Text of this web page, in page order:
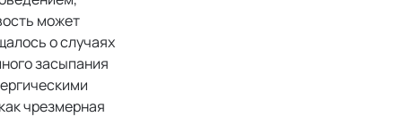
может
о случаях
засыпания
чрезмерная